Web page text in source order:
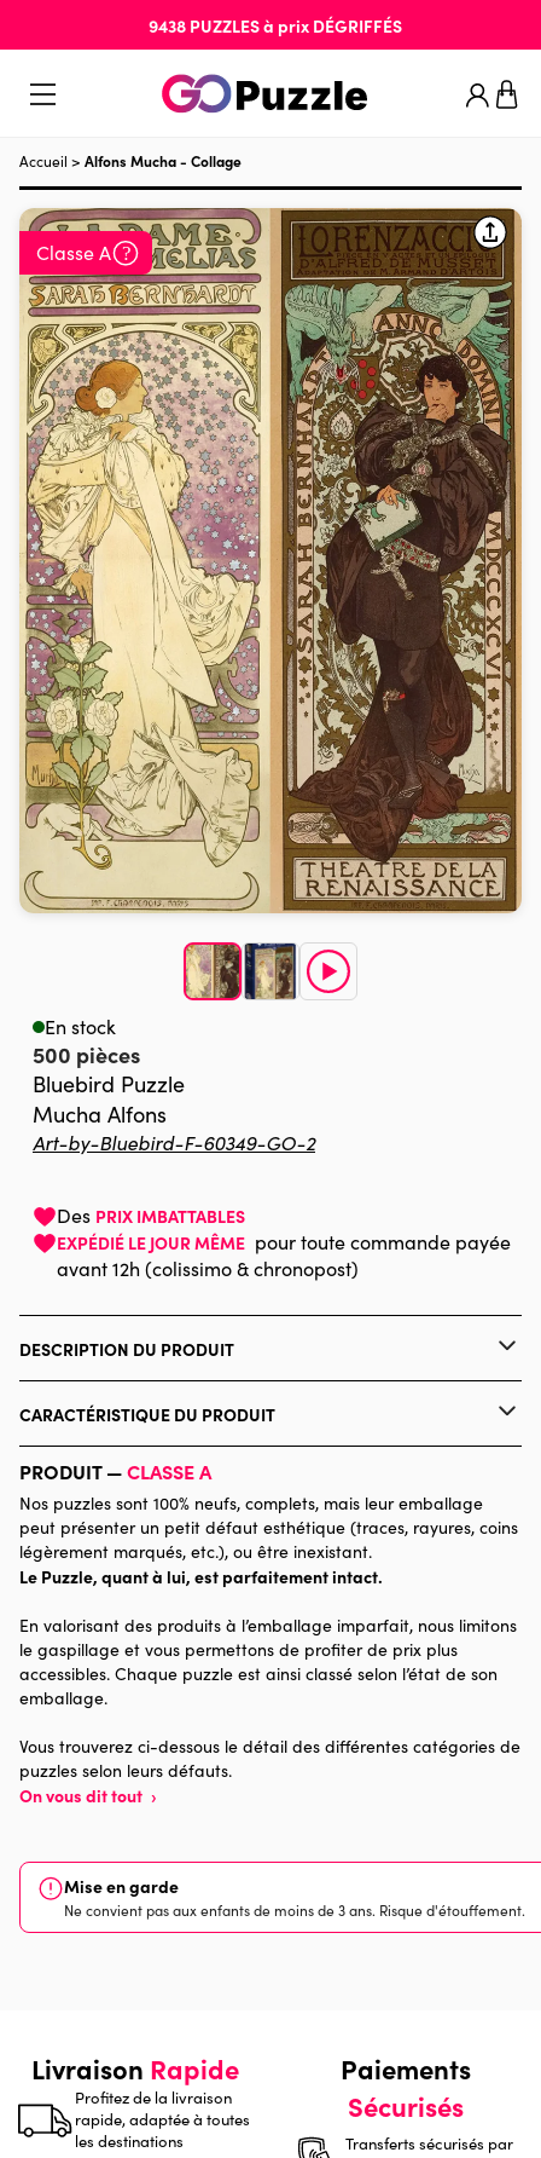
9438 PUZZLESà prix DÉGRIFFÉS
Accueil > Alfons Mucha - Collage
Classe A
En stock
500 pièces
Bluebird Puzzle
Mucha Alfons
Art-by-Bluebird-F-60349-GO-2
Des PRIX IMBATTABLES
EXPÉDIÉ LE JOUR MÊME pour toute commande payée
avant 12h (colissimo & chronopost)
DESCRIPTION DU PRODUIT
©Alfons Mucha
CARACTÉRISTIQUE DU PRODUIT
Catégorie
Puzzles - Affiches, Cinéma,
Publicité
48.000 pièces)
Provenance Made in France
Nombre de pièces 500 pièces
Dimensions
PRODUIT —CLASSE A
Nos puzzles sont 100% neufs, complets, mais leur emballage
peut présenter un petit défaut esthétique (traces, rayures, coins
légèrement marqués, etc.), ou être inexistant.
Le Puzzle, quant à lui, est parfaitement intact.
En valorisant des produits à l’emballage imparfait, nous limitons
le gaspillage et vous permettons de profiter de prix plus
accessibles. Chaque puzzle est ainsi classé selon l’état de son
emballage.
Vous trouverez ci-dessous le détail des différentes catégories de
puzzles selon leurs défauts.
On vous dit tout ›
Mise en garde
Ne convient pas aux enfants de moins de 3 ans. Risque d'étouffement.
Livraison Rapide
Profitez de la livraison
rapide, adaptée à toutes
les destinations
Paiements
Sécurisés
Transferts sécurisés par